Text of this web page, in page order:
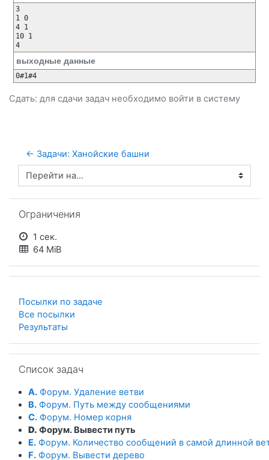
3
1 0
4 1
10 1
4
выходные данные
0#1#4
Сдать: для сдачи задач необходимо войти в систему
← Задачи: Ханойские башни
Перейти на...
Ограничения
1 сек.
64 MiB
Посылки по задаче
Все посылки
Результаты
Список задач
A. Форум. Удаление ветви
B. Форум. Путь между сообщениями
C. Форум. Номер корня
D. Форум. Вывести путь
E. Форум. Количество сообщений в самой длинной
F. Форум. Вывести дерево